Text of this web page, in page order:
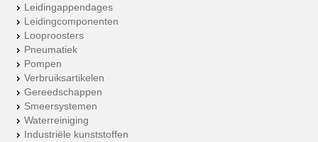
Leidingappendages
Leidingcomponenten
Looproosters
Pneumatiek
Pompen
Verbruiksartikelen
Gereedschappen
Smeersystemen
Waterreiniging
Industriële kunststoffen